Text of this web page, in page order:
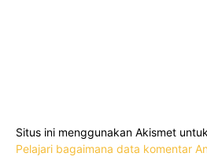
Situs ini menggunakan Akismet
Pelajari bagaimana data komentar